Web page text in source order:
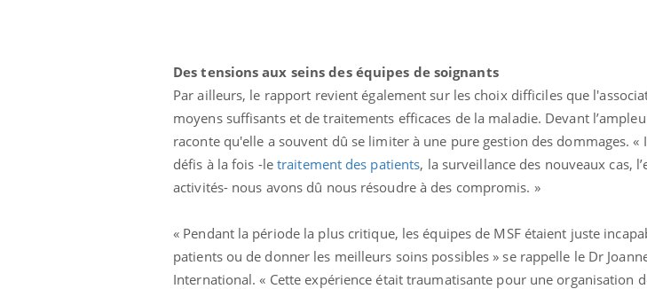
Des tensions aux seins des équipes de soignants
Par ailleurs, le rapport revient également sur les choix difficiles que
moyens suffisants et de traitements efficaces de la maladie. Devant
raconte qu'elle a souvent dû se limiter à une pure gestion des dommages. «
défis à la fois -le traitement des patients, la surveillance des nouveaux cas,
activités- nous avons dû nous résoudre à des compromis. »
« Pendant la période la plus critique, les équipes de MSF étaient juste
patients ou de donner les meilleurs soins possibles » se rappelle le Dr
International. « Cette expérience était traumatisante pour une organisation